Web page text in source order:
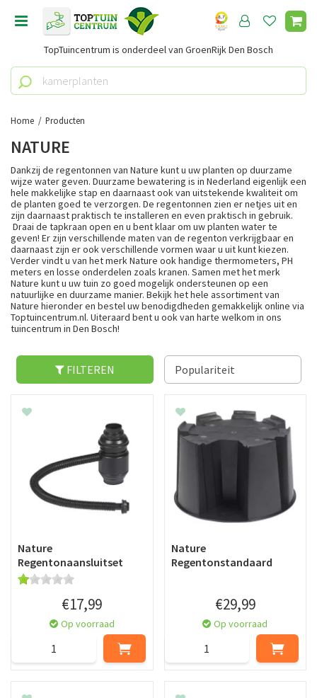
Home Producten
TopTuincentrum is onderdeel van GroenRijk Den Bosch
NATURE
Dankzij de regentonnen van Nature kunt u uw planten op duurzame
wijze water geven. Duurzame bewatering is in Nederland eigenlijk een
hele makkelijke stap en daarnaast ook van uitstekende kwaliteit om
de planten goed te verzorgen. De regentonnen zien er netjes uit en
zijn daarnaast praktisch te installeren en even praktisch in gebruik.
Draai de tapkraan open en u bent klaar om uw planten water te
geven! Er zijn verschillende maten van de regenton verkrijgbaar en
daarnaast zijn er ook verschillende vormen waar u uit kunt kiezen.
Verder vindt u van het merk Nature ook handige thermometers, PH
meters en losse onderdelen zoals kranen. Samen met het merk
Nature kunt u uw tuin zo goed mogelijk ondersteunen op een
natuurlijke en duurzame manier. Bekijk het hele assortiment van
Nature hieronder en bestel uw benodigdheden gemakkelijk online via
Toptuincentrum.nl. Uiteraard bent u ook van harte welkom in ons
tuincentrum in Den Bosch!
FILTEREN
Nature
Regentonaansluitset
€17,99
Op voorraad
Nature
Regentonstandaard
€29,99
Op voorraad